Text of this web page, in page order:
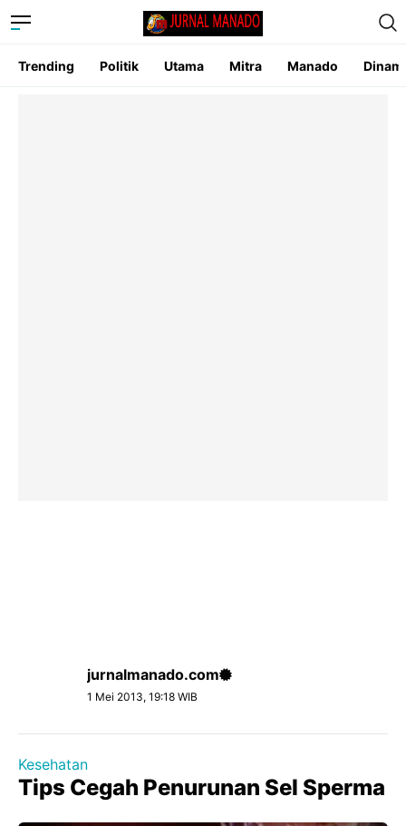
Trending Politik Utama Mitra Manado
jurnalmanado.com
1 Mei 2013, 19:18 WIB
Kesehatan
Tips Cegah Penurunan Sel Sperma